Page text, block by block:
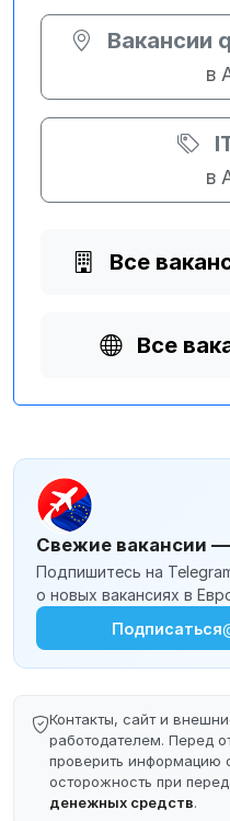
Вакансии
в
в
Все
Все
Свежие вакансии
Подпишитесь на
о новых вакансиях в
Подписаться
Контакты, сайт и
работодателем. Перед
проверить информацию
осторожность при
денежных средств.